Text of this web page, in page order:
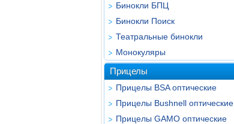
Бинокли БПЦ
Бинокли Поиск
Театральные бинокли
Монокуляры
Прицелы
Прицелы BSA оптические
Прицелы Bushnell оптические
Прицелы GAMO оптические